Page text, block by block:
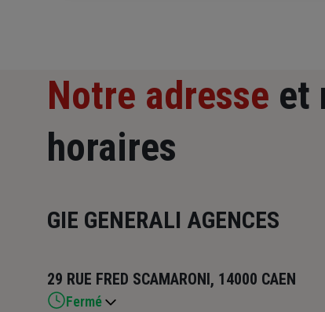
Notre adresse et
horaires
GIE GENERALI AGENCES
29 RUE FRED SCAMARONI, 14000 CAEN
Fermé